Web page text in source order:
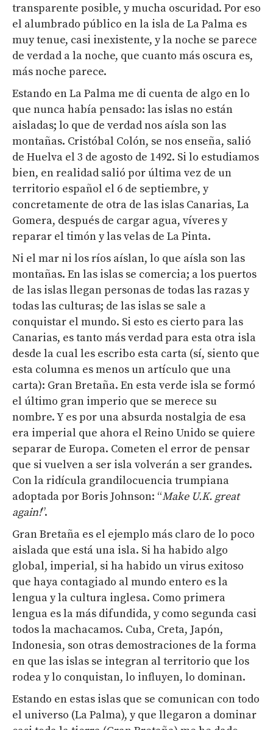
transparente posible, y mucha oscuridad. Por eso
el alumbrado público en la isla de La Palma es
muy tenue, casi inexistente, y la noche se parece
de verdad a la noche, que cuanto más oscura es,
más noche parece.
Estando en La Palma me di cuenta de algo en lo
que nunca había pensado: las islas no están
aisladas; lo que de verdad nos aísla son las
montañas. Cristóbal Colón, se nos enseña, salió
de Huelva el 3 de agosto de 1492. Si lo estudiamos
bien, en realidad salió por última vez de un
territorio español el 6 de septiembre, y
concretamente de otra de las islas Canarias, La
Gomera, después de cargar agua, víveres y
reparar el timón y las velas de La Pinta.
Ni el mar ni los ríos aíslan, lo que aísla son las
montañas. En las islas se comercia; a los puertos
de las islas llegan personas de todas las razas y
todas las culturas; de las islas se sale a
conquistar el mundo. Si esto es cierto para las
Canarias, es tanto más verdad para esta otra isla
desde la cual les escribo esta carta (sí, siento que
esta columna es menos un artículo que una
carta): Gran Bretaña. En esta verde isla se formó
el último gran imperio que se merece su
nombre. Y es por una absurda nostalgia de esa
era imperial que ahora el Reino Unido se quiere
separar de Europa. Cometen el error de pensar
que si vuelven a ser isla volverán a ser grandes.
Con la ridícula grandilocuencia trumpiana
adoptada por Boris Johnson: “Make U.K. great
again!”.
Gran Bretaña es el ejemplo más claro de lo poco
aislada que está una isla. Si ha habido algo
global, imperial, si ha habido un virus exitoso
que haya contagiado al mundo entero es la
lengua y la cultura inglesa. Como primera
lengua es la más difundida, y como segunda casi
todos la machacamos. Cuba, Creta, Japón,
Indonesia, son otras demostraciones de la forma
en que las islas se integran al territorio que los
rodea y lo conquistan, lo influyen, lo dominan.
Estando en estas islas que se comunican con todo
el universo (La Palma), y que llegaron a dominar